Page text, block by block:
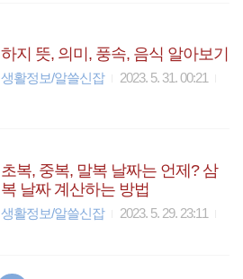
하지 뜻, 의미, 풍속, 음식 알아보기
생활정보/알쓸신잡 2023. 5. 31. 00:21
초복, 중복, 말복 날짜는 언제? 삼
복 날짜 계산하는 방법
생활정보/알쓸신잡 2023. 5. 29. 23:11